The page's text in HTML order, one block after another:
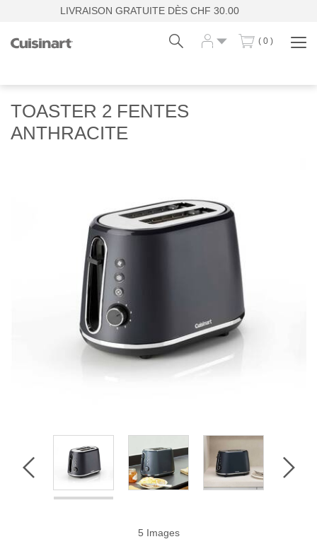
LIVRAISON GRATUITE DÈS CHF 30.00
( 0 )
TOASTER 2 FENTES
ANTHRACITE
5 Images